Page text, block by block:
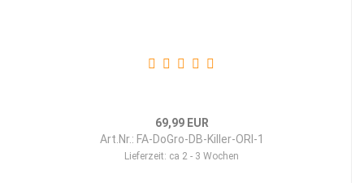
69,99 EUR
Art.Nr.: FA-DoGro-DB-Killer-ORI-1
Lieferzeit: ca 2 - 3 Wochen